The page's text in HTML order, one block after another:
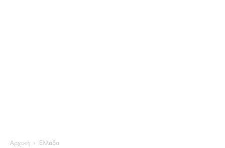
Αρχική Ελλάδα